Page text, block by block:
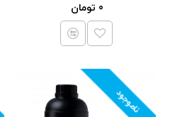
0 تومان
ناموجود